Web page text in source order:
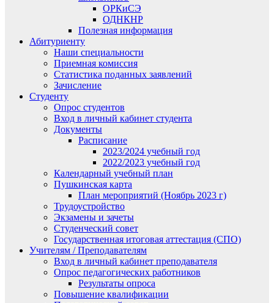
ОРКиСЭ
ОДНКНР
Полезная информация
Абитуриенту
Наши специальности
Приемная комиссия
Статистика поданных заявлений
Зачисление
Студенту
Опрос студентов
Вход в личный кабинет студента
Документы
Расписание
2023/2024 учебный год
2022/2023 учебный год
Календарный учебный план
Пушкинская карта
План мероприятий (Ноябрь 2023 г)
Трудоустройство
Экзамены и зачеты
Студенческий совет
Государственная итоговая аттестация (СПО)
Учителям / Преподавателям
Вход в личный кабинет преподавателя
Опрос педагогических работников
Результаты опроса
Повышение квалификации